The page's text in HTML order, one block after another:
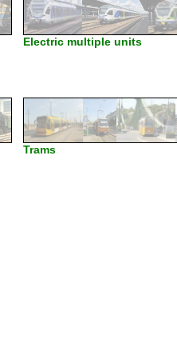
Electric multiple units
Trams